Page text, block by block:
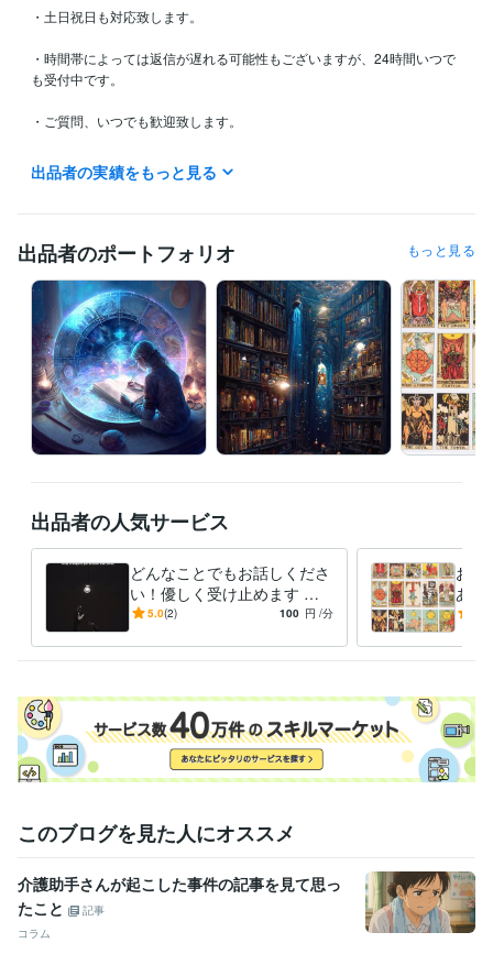
・土日祝日も対応致します。
・時間帯によっては返信が遅れる可能性もございますが、24時間いつで
も受付中です。
・ご質問、いつでも歓迎致します。
・些細なことでもお気軽にお問合せ下さいませ。
・返信は24時間以内を目安として下さいませ。
・お急ぎの方はダイレクトメッセージにてご一報下さい。
・電話は21時より可能な限り待機致します。
経験職種
カスタマーサポート・カスタマーサクセス / カスタマーサポート・ヘ
ルプデスク
経験年数 : 1年
経営・マネジメント / 経営者・CEO・COO 経験年数 : 10年
物流・購買 / ロジスティクス（物流） 経験年数 : 1年
資格・検定
タロットリーディングマスター
スピリチュアルカウンセラー 取得年 : 2018年
タロットリーディングマスター 取得年 : 2019年
手相鑑定士 取得年 : 2019年
得意分野
占い タロットカード、オラクルカード
出品者の実績をもっと見る
出品者のポートフォリオ もっと見る
出品者の人気サービス
どんなことでもお話しくださ
い！優しく受け止めます 恋
愛に限らず、どんなことでも
す。
5.0(2) 100 円 /分
お手
あな
なた
このブログを見た人にオススメ
介護助手さんが起こした事件の記事を見て思っ
たこと
記事
コラム